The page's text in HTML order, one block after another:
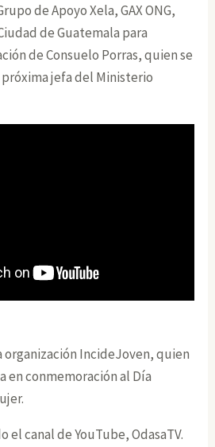
de Apoyo Xela, GAX ONG,
de Guatemala para
de Consuelo Porras, quien se
jefa del Ministerio
organización IncideJoven, quien
en conmemoración al Día
el canal de YouTube, OdasaTV.